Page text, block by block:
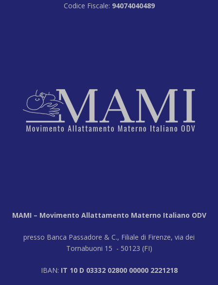
Codice Fiscale: 94074040489
MAMI – Movimento Allattamento Materno Italiano ODV
presso Banca Passadore & C., Filiale di Firenze, via dei
Tornabuoni 15 - 50123 (FI)
IBAN: IT 10 D 03332 02800 00000 2221218